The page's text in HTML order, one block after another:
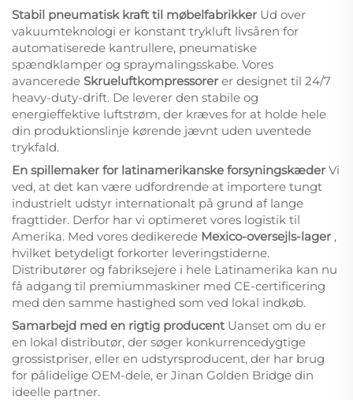
Stabil pneumatisk kraft til møbelfabrikker Ud over
vakuumteknologi er konstant trykluft livsåren for
automatiserede kantrullere, pneumatiske
spændklamper og spraymalingsskabe. Vores
avancerede Skrueluftkompressorer er designet til 24/7
heavy-duty-drift. De leverer den stabile og
energieffektive luftstrøm, der kræves for at holde hele
din produktionslinje kørende jævnt uden uventede
trykfald.
En spillemaker for latinamerikanske forsyningskæder Vi
ved, at det kan være udfordrende at importere tungt
industrielt udstyr internationalt på grund af lange
fragttider. Derfor har vi optimeret vores logistik til
Amerika. Med vores dedikerede Mexico-oversejls-lager ,
hvilket betydeligt forkorter leveringstiderne.
Distributører og fabriksejere i hele Latinamerika kan nu
få adgang til premiummaskiner med CE-certificering
med den samme hastighed som ved lokal indkøb.
Samarbejd med en rigtig producent Uanset om du er
en lokal distributør, der søger konkurrencedygtige
grossistpriser, eller en udstyrsproducent, der har brug
for pålidelige OEM-dele, er Jinan Golden Bridge din
ideelle partner.